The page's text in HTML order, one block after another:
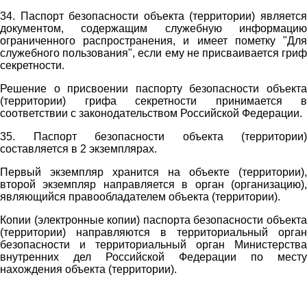
34. Паспорт безопасности объекта (территории) является
документом, содержащим служебную информацию
ограниченного распространения, и имеет пометку "Для
служебного пользования", если ему не присваивается гриф
секретности.
Решение о присвоении паспорту безопасности объекта
(территории) грифа секретности принимается в
соответствии с законодательством Российской Федерации.
35. Паспорт безопасности объекта (территории)
составляется в 2 экземплярах.
Первый экземпляр хранится на объекте (территории),
второй экземпляр направляется в орган (организацию),
являющийся правообладателем объекта (территории).
Копии (электронные копии) паспорта безопасности объекта
(территории) направляются в территориальный орган
безопасности и территориальный орган Министерства
внутренних дел Российской Федерации по месту
нахождения объекта (территории).